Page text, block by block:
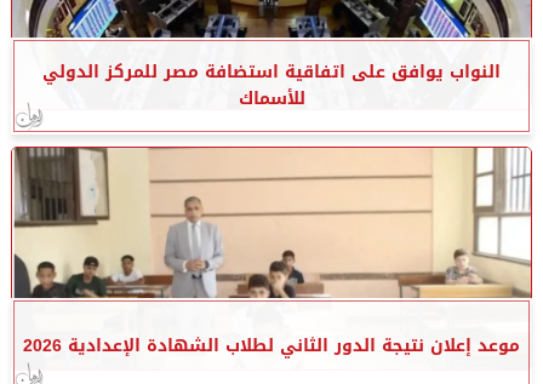
النواب يوافق على اتفاقية استضافة مصر للمركز الدولي
للأسماك
موعد إعلان نتيجة الدور الثاني لطلاب الشهادة الإعدادية 2026